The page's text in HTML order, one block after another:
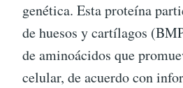
genética. Esta proteína
de huesos y cartílagos
de aminoácidos que
celular, de acuerdo con